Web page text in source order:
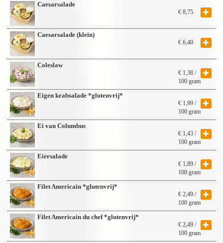
€ 8,75
Caesarsalade
€ 6,40
Caesarsalade (klein)
€ 1,38 /
100 gram
Coleslaw
€ 1,99 /
100 gram
Eigen krabsalade *glutenvrij*
€ 1,43 /
100 gram
Ei van Columbus
€ 1,89 /
100 gram
Eiersalade
€ 2,49 /
100 gram
Filet Americain *glutenvrij*
€ 2,49 /
100 gram
Filet Americain du chef *glutenvrij*